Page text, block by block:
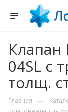
Клапан
04SL с
толщ.
Главная —